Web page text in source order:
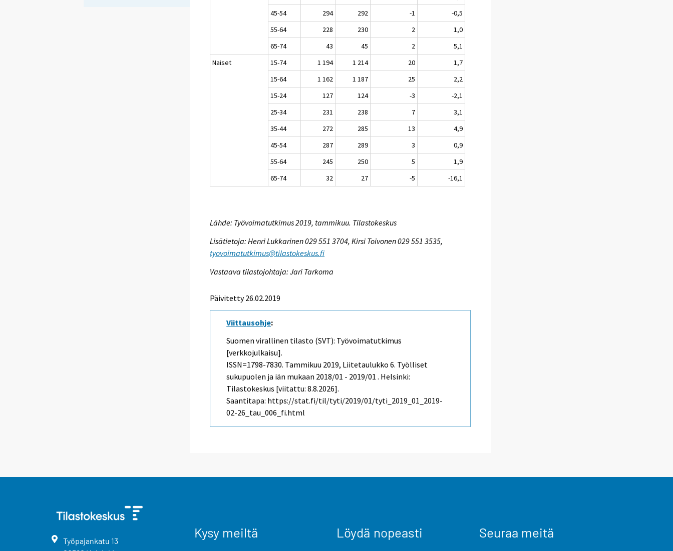
45-54
294 292 -1
-0,5
55-64
228 230 2
1,0
65-74
43 45 2
5,1
Naiset
15-74 1 194 1 214 20
1,7
15-64
1 162 1 187 25
2,2
15-24
127 124 -3
-2,1
25-34
231 238 7
3,1
35-44
272 285 13
4,9
45-54
287 289 3
0,9
55-64
245 250 5
1,9
65-74
32 27 -5 -16,1
Lähde: Työvoimatutkimus 2019, tammikuu. Tilastokeskus
Lisätietoja: Henri Lukkarinen 029 551 3704, Kirsi Toivonen 029 551 3535,
tyovoimatutkimus@tilastokeskus.fi
Vastaava tilastojohtaja: Jari Tarkoma
Päivitetty 26.02.2019
Viittausohje:
Suomen virallinen tilasto (SVT): Työvoimatutkimus
[verkkojulkaisu].
ISSN=1798-7830. Tammikuu 2019, Liitetaulukko 6. Työlliset
sukupuolen ja iän mukaan 2018/01 - 2019/01 . Helsinki:
Tilastokeskus [viitattu: 8.8.2026].
Saantitapa: https://stat.fi/til/tyti/2019/01/tyti_2019_01_2019-
02-26_tau_006_fi.html
Työpajankatu 13
Kysy meiltä Löydä nopeasti Seuraa meitä